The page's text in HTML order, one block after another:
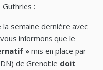
Guthries :
la semaine dernière avec
vous informons que le
»mis en place par
de Grenoble doit